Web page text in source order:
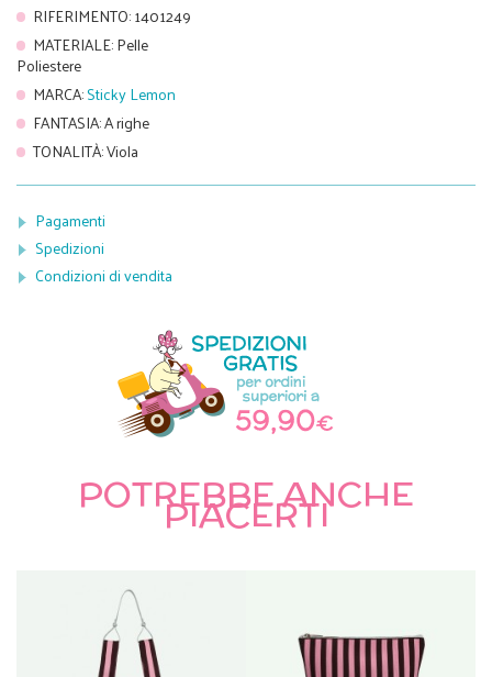
RIFERIMENTO:1401249
MATERIALE:Pelle
Poliestere
MARCA:Sticky Lemon
FANTASIA:A righe
TONALITÀ:Viola
Pagamenti
Spedizioni
Condizioni di vendita
POTREBBE ANCHE
PIACERTI